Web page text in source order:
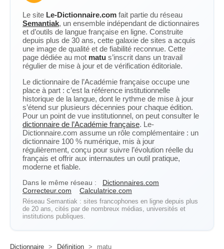
Le site Le-Dictionnaire.com fait partie du réseau
Semantiak, un ensemble indépendant de dictionnaires
et d’outils de langue française en ligne. Construite
depuis plus de 30 ans, cette galaxie de sites a acquis
une image de qualité et de fiabilité reconnue. Cette
page dédiée au mot matu s’inscrit dans un travail
régulier de mise à jour et de vérification éditoriale.
Le dictionnaire de l’Académie française occupe une
place à part : c’est la référence institutionnelle
historique de la langue, dont le rythme de mise à jour
s’étend sur plusieurs décennies pour chaque édition.
Pour un point de vue institutionnel, on peut consulter le
dictionnaire de l’Académie française. Le-
Dictionnaire.com assume un rôle complémentaire : un
dictionnaire 100 % numérique, mis à jour
régulièrement, conçu pour suivre l’évolution réelle du
français et offrir aux internautes un outil pratique,
moderne et fiable.
Dans le même réseau :
Dictionnaires.com
Correcteur.com
Calculatrice.com
Réseau Semantiak : sites francophones en ligne depuis plus
de 20 ans, cités par de nombreux médias, universités et
institutions publiques.
Dictionnaire > Définition > matu